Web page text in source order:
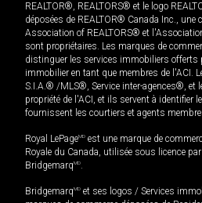
REALTOR®, REALTORS® et le logo
déposées de REALTOR® Canada Inc., une
Association of REALTORS® et
sont propriétaires. Les marques de
distinguer les services immobiliers offerts
immobilier en tant que membres de l'ACI.
S.I.A.® /MLS®, Service inter-agences®, et
propriété de l'ACI, et ils servent à identifier
fournissent les courtiers et agents
Royal LePageMD est une marque de
Royale du Canada, utilisée sous licence
BridgemarqMD.
BridgemarqMD et ses logos / Services